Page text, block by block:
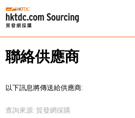
聯絡供應商
以下訊息將傳送給供應商:
查詢來源: 貿發網採購